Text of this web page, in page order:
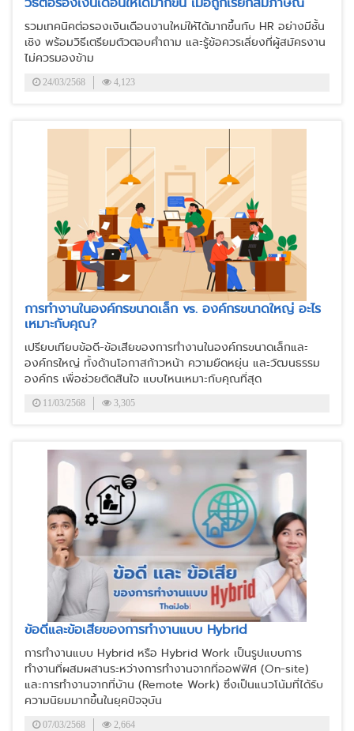
รวมเทคนิคต่อรองเงินเดือนงานใหม่ให้ได้มากขึ้นกับ HR อย่างมีชั้น
เชิง พร้อมวิธีเตรียมตัวตอบคำถาม และรู้ข้อควรเลี่ยงที่ผู้สมัครงาน
ไม่ควรมองข้าม
24/03/2568 4,123
การทำงานในองค์กรขนาดเล็ก vs. องค์กรขนาดใหญ่ อะไร
เหมาะกับคุณ?
เปรียบเทียบข้อดี-ข้อเสียของการทำงานในองค์กรขนาดเล็กและ
องค์กรใหญ่ ทั้งด้านโอกาสก้าวหน้า ความยืดหยุ่น และวัฒนธรรม
องค์กร เพื่อช่วยตัดสินใจ แบบไหนเหมาะกับคุณที่สุด
11/03/2568 3,305
ข้อดีและข้อเสียของการทำงานแบบ Hybrid
การทำงานแบบ Hybrid หรือ Hybrid Work เป็นรูปแบบการ
ทำงานที่ผสมผสานระหว่างการทำงานจากที่ออฟฟิศ (On-site)
และการทำงานจากที่บ้าน (Remote Work) ซึ่งเป็นแนวโน้มที่ได้รับ
ความนิยมมากขึ้นในยุคปัจจุบัน
07/03/2568 2,664